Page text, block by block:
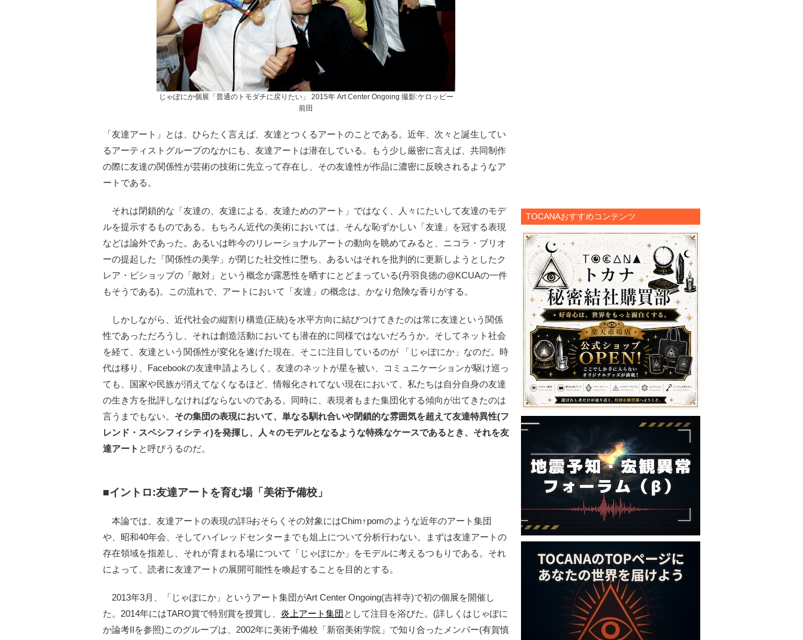
じゃぽにか個展「普通のトモダチに戻りたい」 2015年 Art Center Ongoing 撮影:ケロッピー
前田
「友達アート」とは、ひらたく言えば、友達とつくるアートのことである。近年、次々と誕生してい
るアーティストグループのなかにも、友達アートは潜在している。もう少し厳密に言えば、共同制作
の際に友達の関係性が芸術の技術に先立って存在し、その友達性が作品に濃密に反映されるようなア
ートである。
それは閉鎖的な「友達の、友達による、友達ためのアート」ではなく、人々にたいして友達のモデ
ルを提示するものである。もちろん近代の美術においては、そんな恥ずかしい「友達」を冠する表現
などは論外であった。あるいは昨今のリレーショナルアートの動向を眺めてみると、ニコラ・ブリオ
ーの提起した「関係性の美学」が閉じた社交性に堕ち、あるいはそれを批判的に更新しようとしたク
レア・ビショップの「敵対」という概念が露悪性を晒すにとどまっている(丹羽良徳の@KCUAの一件
もそうである)。この流れで、アートにおいて「友達」の概念は、かなり危険な香りがする。
しかしながら、近代社会の縦割り構造(正統)を水平方向に結びつけてきたのは常に友達という関係
性であっただろうし、それは創造活動においても潜在的に同様ではないだろうか。そしてネット社会
を経て、友達という関係性が変化を遂げた現在、そこに注目しているのが 「じゃぽにか」なのだ。時
代は移り、Facebookの友達申請よろしく、友達のネットが星を被い、コミュニケーションが駆け巡っ
ても、国家や民族が消えてなくなるほど、情報化されてない現在において、私たちは自分自身の友達
の生き方を批評しなければならないのである。同時に、表現者もまた集団化する傾向が出てきたのは
言うまでもない。 その集団の表現において、単なる馴れ合いや閉鎖的な雰囲気を超えて友達特異性(フ
レンド・スペシフィシティ)を発揮し、人々のモデルとなるような特殊なケースであるとき、それを友
達アート と呼びうるのだ。
■イントロ:友達アートを育む場「美術予備校」
本論では、友達アートの表現の詳細̶おそらくその対象にはChim↑pomのような近年のアート集団
や、昭和40年会、そしてハイレッドセンターまでも俎上について分析行わない。まずは友達アートの
存在領域を指差し、それが育まれる場について「じゃぽにか」をモデルに考えるつもりである。それ
によって、読者に友達アートの展開可能性を喚起することを目的とする。
2013年3月、「じゃぽにか」というアート集団がArt Center Ongoing(吉祥寺)で初の個展を開催し
た。2014年にはTARO賞で特別賞を授賞し、 炎上アート集団として注目を浴びた。(詳しくはじゃぽに
か論考IIを参照)このグループは、2002年に美術予備校「新宿美術学院」で知り合ったメンバー(有賀慎
TOCANAおすすめコンテンツ